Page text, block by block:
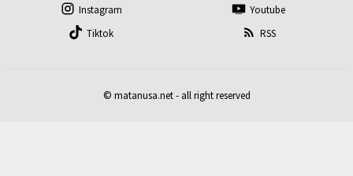
Instagram
Youtube
Tiktok
RSS
© matanusa.net - all right reserved